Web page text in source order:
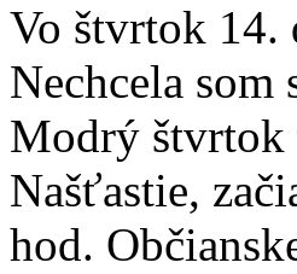
Vo štvrtok 14.
Nechcela
Modrý štvrtok
Našťastie,
hod.